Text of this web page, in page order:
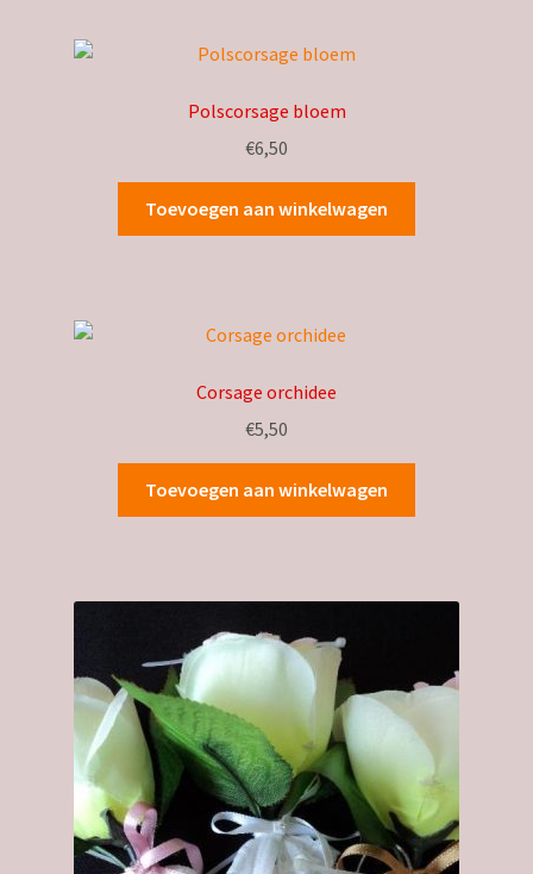
Polscorsage bloem
€6,50
Toevoegen aan winkelwagen
Corsage orchidee
€5,50
Toevoegen aan winkelwagen